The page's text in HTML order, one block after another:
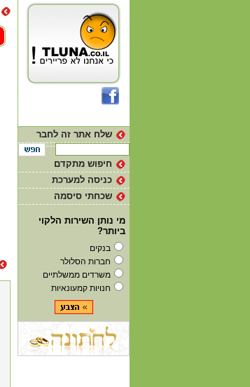
שלח אתר זה לחבר
חיפוש מתקדם
כניסה למערכת
שכחתי סיסמה
מי נותן השירות הלקוי
ביותר?
בנקים
חברות הסלולר
משרדים ממשלתיים
חנויות קמעונאיות